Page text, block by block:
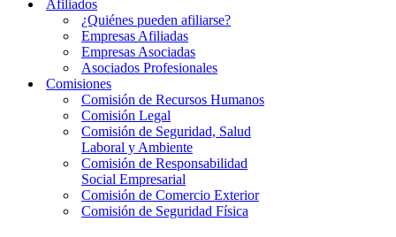
Afiliados
¿Quiénes pueden afiliarse?
Empresas Afiliadas
Empresas Asociadas
Asociados Profesionales
Comisiones
Comisión de Recursos Humanos
Comisión Legal
Comisión de Seguridad, Salud
Laboral y Ambiente
Comisión de Responsabilidad
Social Empresarial
Comisión de Comercio Exterior
Comisión de Seguridad Física